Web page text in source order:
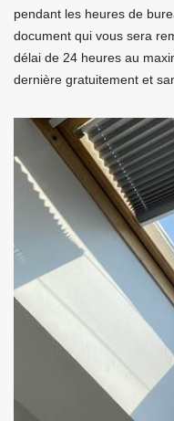
pendant les heures de
document qui vous sera
délai de 24 heures au
dernière gratuitement et